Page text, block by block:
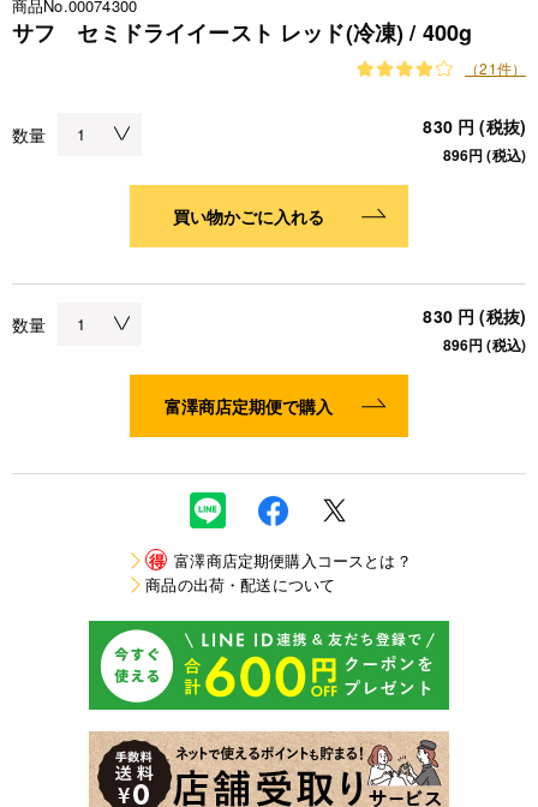
商品No.00074300
サフ セミドライイースト レッド(冷凍) / 400g
（21件）
数量 830 円 (税抜)
896円 (税込)
買い物かごに入れる
数量 830 円 (税抜)
896円 (税込)
富澤商店定期便で購入
得 富澤商店定期便購入コースとは？
商品の出荷・配送について